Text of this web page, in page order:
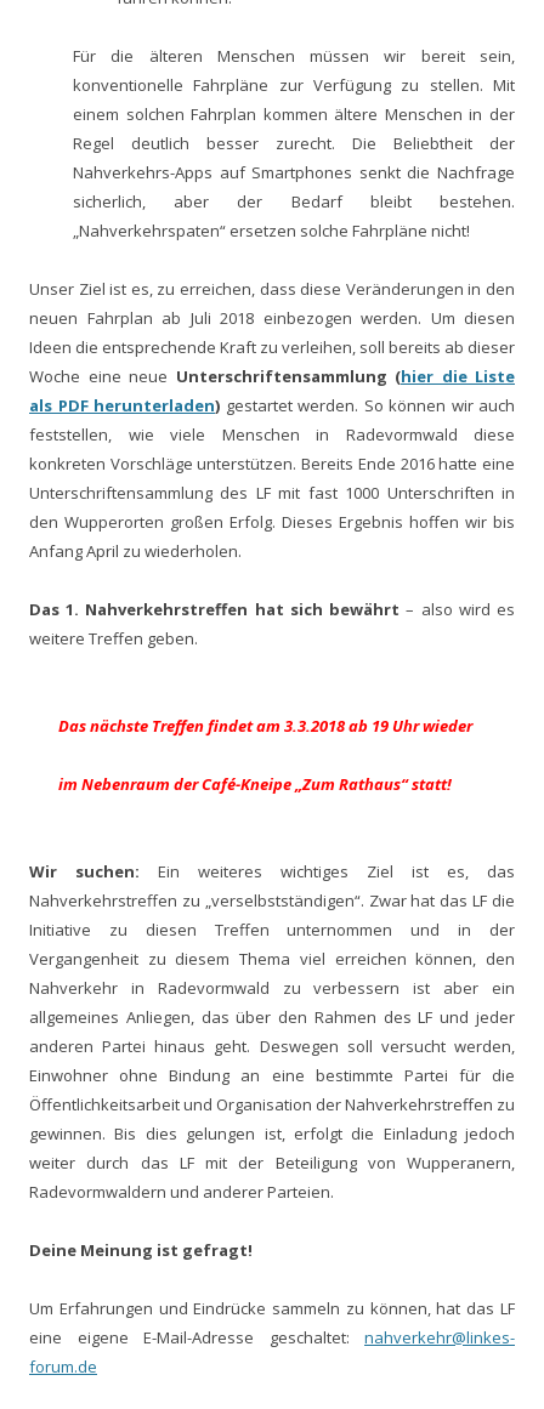
Für die älteren Menschen müssen wir bereit sein,
konventionelle Fahrpläne zur Verfügung zu stellen. Mit
einem solchen Fahrplan kommen ältere Menschen in der
Regel deutlich besser zurecht. Die Beliebtheit der
Nahverkehrs-Apps auf Smartphones senkt die Nachfrage
sicherlich, aber der Bedarf bleibt bestehen.
„Nahverkehrspaten“ ersetzen solche Fahrpläne nicht!
Unser Ziel ist es, zu erreichen, dass diese Veränderungen in den
neuen Fahrplan ab Juli 2018 einbezogen werden. Um diesen
Ideen die entsprechende Kraft zu verleihen, soll bereits ab dieser
Woche eine neue Unterschriftensammlung (hier die Liste
als PDF herunterladen) gestartet werden. So können wir auch
feststellen, wie viele Menschen in Radevormwald diese
konkreten Vorschläge unterstützen. Bereits Ende 2016 hatte eine
Unterschriftensammlung des LF mit fast 1000 Unterschriften in
den Wupperorten großen Erfolg. Dieses Ergebnis hoffen wir bis
Anfang April zu wiederholen.
Das 1. Nahverkehrstreffen hat sich bewährt– also wird es
weitere Treffen geben.
Das nächste Treffen findet am 3.3.2018 ab 19 Uhr wieder
im Nebenraum der Café-Kneipe „Zum Rathaus“ statt!
Wir suchen: Ein weiteres wichtiges Ziel ist es, das
Nahverkehrstreffen zu „verselbstständigen“. Zwar hat das LF die
Initiative zu diesen Treffen unternommen und in der
Vergangenheit zu diesem Thema viel erreichen können, den
Nahverkehr in Radevormwald zu verbessern ist aber ein
allgemeines Anliegen, das über den Rahmen des LF und jeder
anderen Partei hinaus geht. Deswegen soll versucht werden,
Einwohner ohne Bindung an eine bestimmte Partei für die
Öffentlichkeitsarbeit und Organisation der Nahverkehrstreffen zu
gewinnen. Bis dies gelungen ist, erfolgt die Einladung jedoch
weiter durch das LF mit der Beteiligung von Wupperanern,
Radevormwaldern und anderer Parteien.
Deine Meinung ist gefragt!
Um Erfahrungen und Eindrücke sammeln zu können, hat das LF
eine eigene E-Mail-Adresse geschaltet: nahverkehr@linkes-
forum.de